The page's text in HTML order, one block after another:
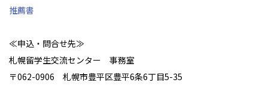
推薦書
≪申込・問合せ先≫
札幌留学生交流センター 事務室
〒062-0906 札幌市豊平区豊平6条6丁目5-35